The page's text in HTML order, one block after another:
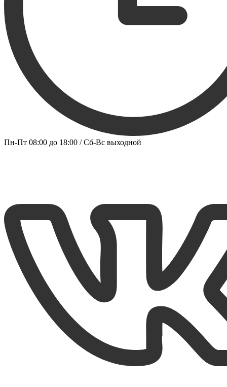
Пн-Пт 08:00 до 18:00 / Сб-Вс выходной